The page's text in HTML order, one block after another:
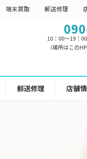
端末買取 郵送修理
10：00～19：
（場所はこの
郵送修理 店舗